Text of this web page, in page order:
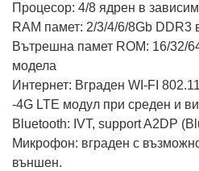
Процесор: 4/8 ядрен в
RAM памет: 2/3/4/6/8Gb DDR3
Вътрешна памет ROM: 16/32/
модела
Интернет: Вграден WI-FI
-4G LTE модул при среден и
Bluetooth: IVT, support A2DP
Микрофон: вграден с
външен.